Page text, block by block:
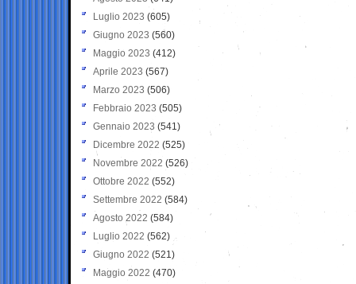
Luglio 2023 (605)
Giugno 2023 (560)
Maggio 2023 (412)
Aprile 2023 (567)
Marzo 2023 (506)
Febbraio 2023 (505)
Gennaio 2023 (541)
Dicembre 2022 (525)
Novembre 2022 (526)
Ottobre 2022 (552)
Settembre 2022 (584)
Agosto 2022 (584)
Luglio 2022 (562)
Giugno 2022 (521)
Maggio 2022 (470)